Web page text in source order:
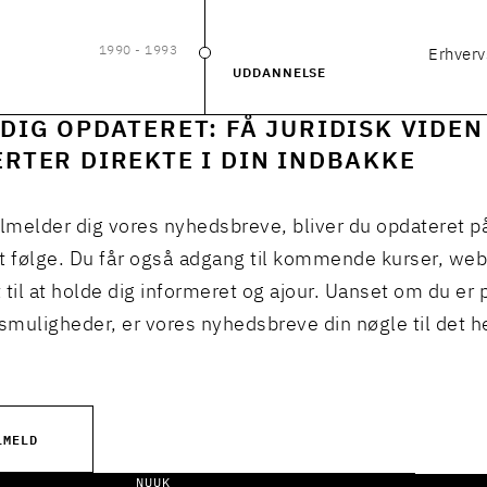
1990 - 1993
UDDANNELSE
OPDATERET: FÅ JURIDISK
DIREKTE I DIN INDBAKKE
dig vores nyhedsbreve, bliver du opdateret
følge. Du får også adgang til kommende kurser,
til at holde dig informeret og ajour. Uanset om du er
er vores nyhedsbreve din nøgle til det
NUUK